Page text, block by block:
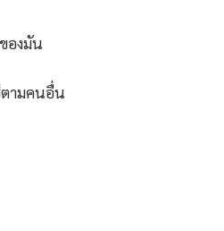
องมัน
ตามคนอื่น